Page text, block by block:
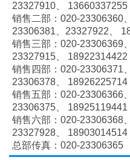
23327910、
销售二部：020-23306360、
23306381、 23327922、
销售三部：020-23306369、
23327915、
销售四部：020-23306371、
23306378、
销售五部：020-23306366、
23306375、
销售六部：020-23306368、
23327928、
总部传真：020-23306365